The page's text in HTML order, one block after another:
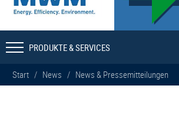
PRODUKTE & SERVICES
Start / News / News & Pressemitteilungen